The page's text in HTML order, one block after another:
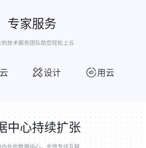
专家服务
的技术服务团队助您轻松上云
设计 用云
中心持续扩张
内外的数据中心，支持专线互联